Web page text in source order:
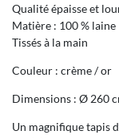
Qualité épaisse et
Matière : 100 % laine
Tissés à la main
Couleur : crème / or
Dimensions : Ø 260
Un magnifique tapis